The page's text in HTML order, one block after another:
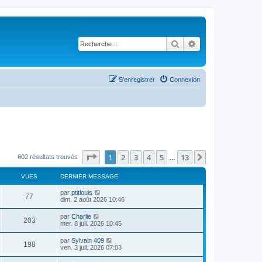
Rechercher
Connexion
S’enregistrer
602 résultats trouvés Page sur13
1 2 3 4 5 13
VUES DERNIER MESSAGE
77
u
s
D
e
i
e
r
m
e
s
par ptitlouis
dim. 2 août 2026 10:46
203V
u
D
e
i
e
r
par Charlie
mer. 8 juil. 2026 10:45
198V
u
D
e
par Sylvain 409
ven. 3 juil. 2026 07:03